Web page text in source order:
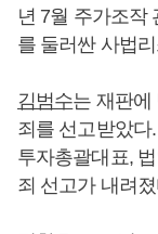
년 7월 주가조작
를 둘러싼 사법
김범수는 재판에
죄를 선고받았다
투자총괄대표,
죄 선고가 내려